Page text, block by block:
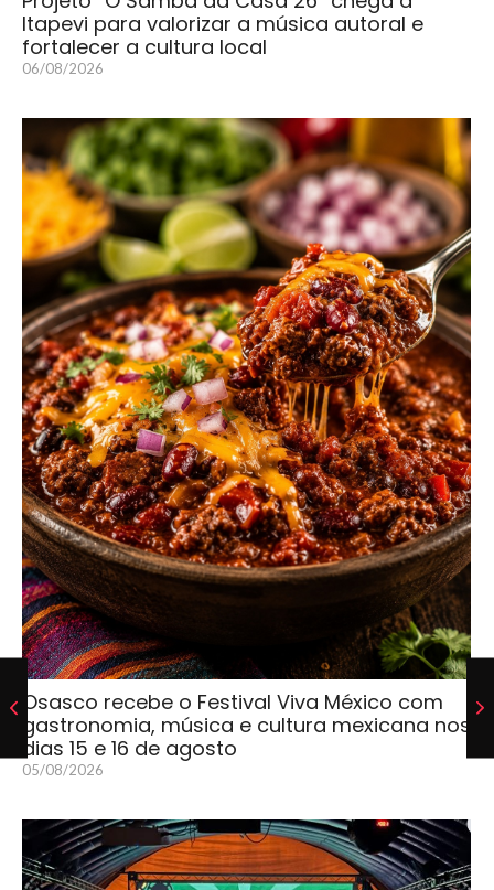
Itapevi para valorizar a música autoral e
fortalecer a cultura local
06/08/2026
Osasco recebe o Festival Viva México com
gastronomia, música e cultura mexicana nos
dias 15 e 16 de agosto
05/08/2026